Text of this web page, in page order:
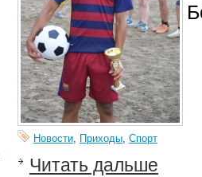
Новости, Приходы, Спорт
Читать дальше